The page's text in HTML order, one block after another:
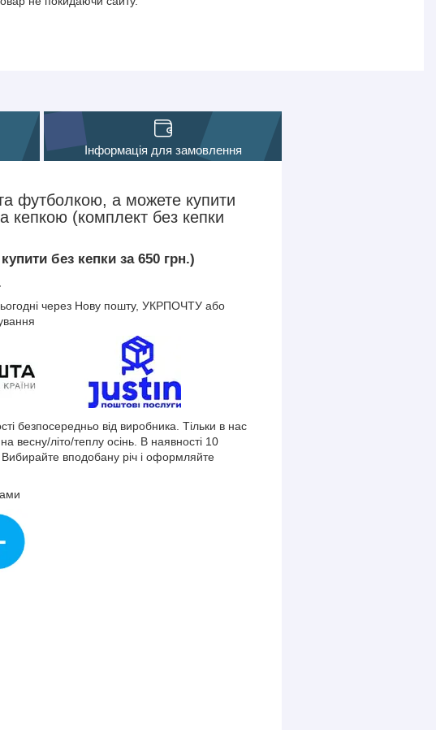
Інформація для замовлення
футболкою, а можете купити
кепкою (комплект без кепки
без кепки за 650 грн.)
через Нову пошту, УКРПОЧТУ або
безпосередньо від виробника. Тільки в нас
весну/літо/теплу осінь. В наявності 10
Вибирайте вподобану річ і оформляйте